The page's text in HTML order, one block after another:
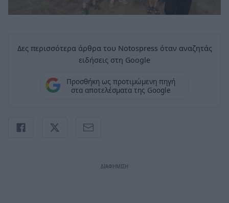
Δες περισσότερα άρθρα του Notospress όταν αναζητάς
ειδήσεις στη Google
Προσθήκη ως προτιμώμενη πηγή
στα αποτελέσματα της Google